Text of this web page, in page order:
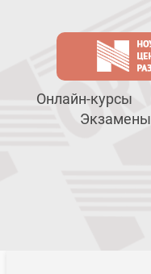
Онлайн-курсы
Экзамены